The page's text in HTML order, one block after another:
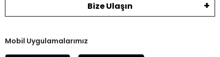
Bize Ulaşın
Mobil Uygulamalarımız